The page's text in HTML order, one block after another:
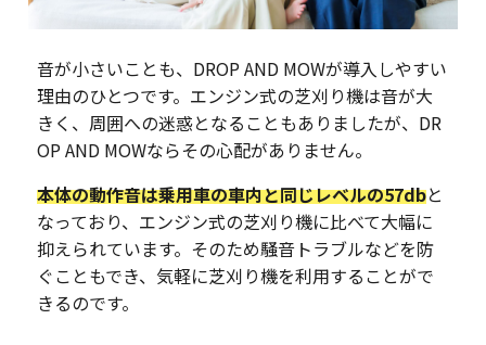
音が小さいことも、DROP AND MOWが導入しやすい
理由のひとつです。エンジン式の芝刈り機は音が大
きく、周囲への迷惑となることもありましたが、DR
OP AND MOWならその心配がありません。
本体の動作音は乗用車の車内と同じレベルの57dbと
なっており、エンジン式の芝刈り機に比べて大幅に
抑えられています。そのため騒音トラブルなどを防
ぐこともでき、気軽に芝刈り機を利用することがで
きるのです。